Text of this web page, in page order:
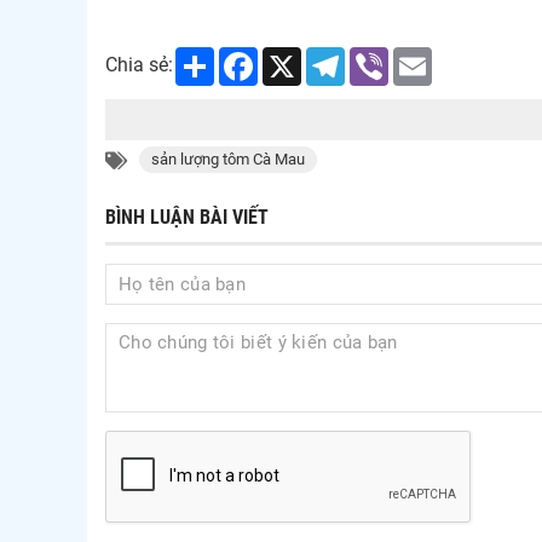
Chia sẻ: Share Facebook
X Telegram
Viber
sản lượng tôm Cà Mau
BÌNH LUẬN BÀI VIẾT